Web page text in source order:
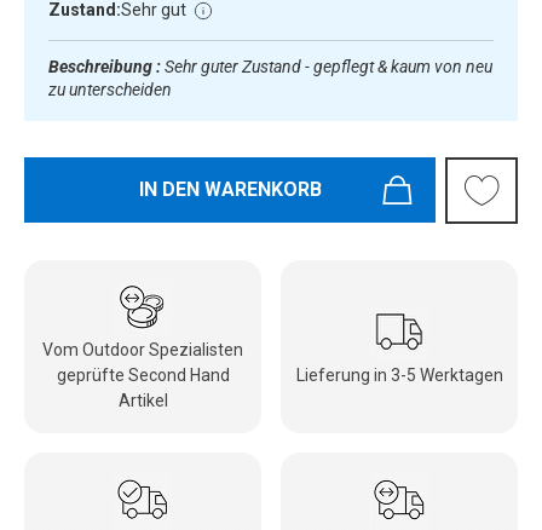
Zustand:Sehr gut
Beschreibung :Sehr guter Zustand - gepflegt & kaum von neu
zu unterscheiden
IN DEN WARENKORB
Vom Outdoor Spezialisten
geprüfte Second Hand
Artikel
Lieferung in 3-5 Werktagen